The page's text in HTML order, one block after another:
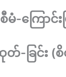
-ကြောင်း
တ်-ခြင်း (